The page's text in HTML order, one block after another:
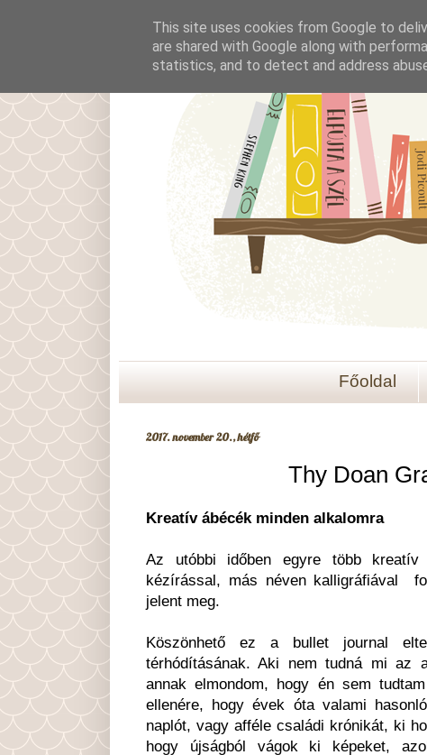
Főoldal
2017. november 20., hétfő
Thy Doan
Kreatív ábécék minden alkalomra
Az utóbbi időben egyre több kreatív
kézírással, más néven kalligráfiával
jelent meg.
Köszönhető ez a bullet journal
térhódításának. Aki nem tudná mi az
annak elmondom, hogy én sem
ellenére, hogy évek óta valami
naplót, vagy afféle családi krónikát, ki
hogy újságból vágok ki képeket,
This site uses cookies from Google to
are shared with Google along with
statistics, and to detect and address